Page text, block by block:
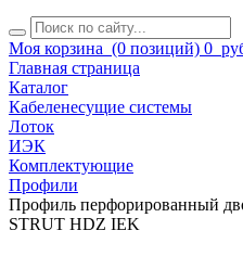
Моя корзина (0 позиций) 0
Главная страница
Каталог
Кабеленесущие системы
Лоток
ИЭК
Комплектующие
Профили
Профиль перфорированный
STRUT HDZ IEK